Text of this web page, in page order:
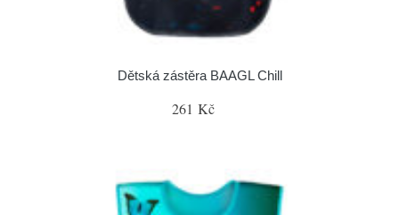
Dětská zástěra BAAGL Chill
261 Kč